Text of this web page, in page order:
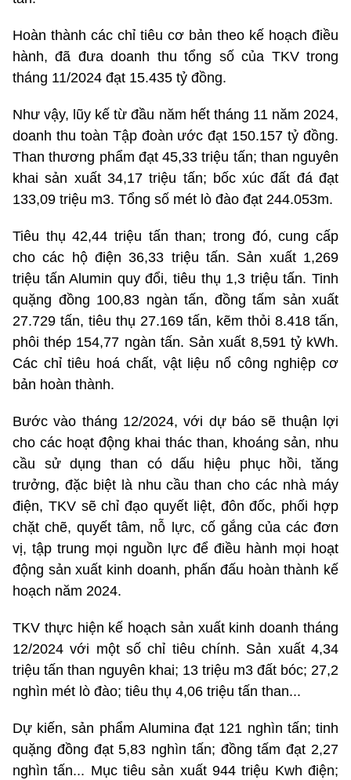
Hoàn thành các chỉ tiêu cơ bản theo kế hoạch điều
hành, đã đưa doanh thu tổng số của TKV trong
tháng 11/2024 đạt 15.435 tỷ đồng.
Như vậy, lũy kế từ đầu năm hết tháng 11 năm 2024,
doanh thu toàn Tập đoàn ước đạt 150.157 tỷ đồng.
Than thương phẩm đạt 45,33 triệu tấn; than nguyên
khai sản xuất 34,17 triệu tấn; bốc xúc đất đá đạt
133,09 triệu m3. Tổng số mét lò đào đạt 244.053m.
Tiêu thụ 42,44 triệu tấn than; trong đó, cung cấp
cho các hộ điện 36,33 triệu tấn. Sản xuất 1,269
triệu tấn Alumin quy đổi, tiêu thụ 1,3 triệu tấn. Tinh
quặng đồng 100,83 ngàn tấn, đồng tấm sản xuất
27.729 tấn, tiêu thụ 27.169 tấn, kẽm thỏi 8.418 tấn,
phôi thép 154,77 ngàn tấn. Sản xuất 8,591 tỷ kWh.
Các chỉ tiêu hoá chất, vật liệu nổ công nghiệp cơ
bản hoàn thành.
Bước vào tháng 12/2024, với dự báo sẽ thuận lợi
cho các hoạt động khai thác than, khoáng sản, nhu
cầu sử dụng than có dấu hiệu phục hồi, tăng
trưởng, đặc biệt là nhu cầu than cho các nhà máy
điện, TKV sẽ chỉ đạo quyết liệt, đôn đốc, phối hợp
chặt chẽ, quyết tâm, nỗ lực, cố gắng của các đơn
vị, tập trung mọi nguồn lực để điều hành mọi hoạt
động sản xuất kinh doanh, phấn đấu hoàn thành kế
hoạch năm 2024.
TKV thực hiện kế hoạch sản xuất kinh doanh tháng
12/2024 với một số chỉ tiêu chính. Sản xuất 4,34
triệu tấn than nguyên khai; 13 triệu m3 đất bóc; 27,2
nghìn mét lò đào; tiêu thụ 4,06 triệu tấn than...
Dự kiến, sản phẩm Alumina đạt 121 nghìn tấn; tinh
quặng đồng đạt 5,83 nghìn tấn; đồng tấm đạt 2,27
nghìn tấn... Mục tiêu sản xuất 944 triệu Kwh điện;